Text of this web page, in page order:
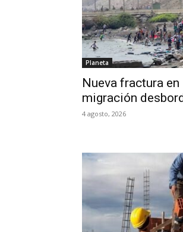
Planeta
Nueva fractura en
migración
4 agosto, 2026